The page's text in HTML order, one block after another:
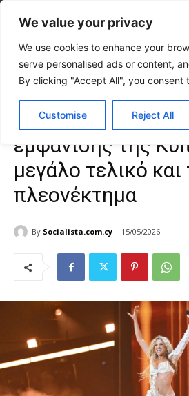
We value your privacy
We use cookies to enhance your
serve personalised ads or content,
By clicking "Accept All", you consent
Customise Reject All
Home CELEBRITIES
Eurovision 2026: Η
στον μεγάλο τελικό και το...
Eurovision 2026:
εμφάνισης της
μεγάλο τελικό
πλεονέκτημα
By Socialista.com.cy 15/05/2026